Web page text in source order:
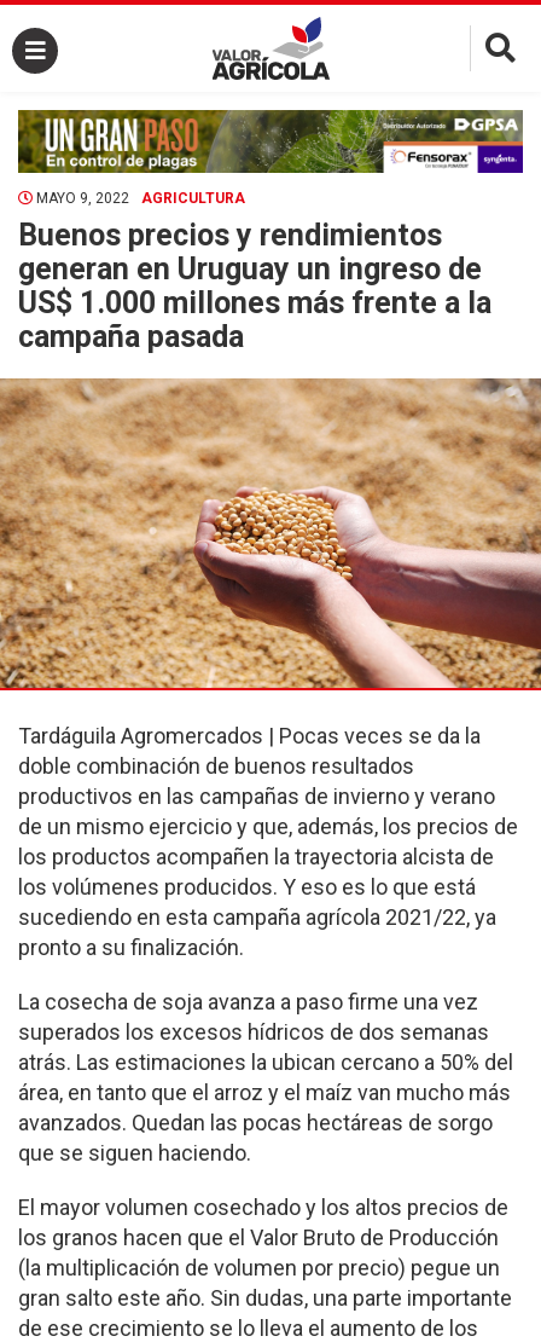
×
MAYO 9, 2022 AGRICULTURA
Buenos precios y rendimientos
generan en Uruguay un ingreso de
US$ 1.000 millones más frente a la
campaña pasada
Tardáguila Agromercados | Pocas veces se da la
doble combinación de buenos resultados
productivos en las campañas de invierno y verano
de un mismo ejercicio y que, además, los precios de
los productos acompañen la trayectoria alcista de
los volúmenes producidos. Y eso es lo que está
sucediendo en esta campaña agrícola 2021/22, ya
pronto a su finalización.
La cosecha de soja avanza a paso firme una vez
superados los excesos hídricos de dos semanas
atrás. Las estimaciones la ubican cercano a 50% del
área, en tanto que el arroz y el maíz van mucho más
avanzados. Quedan las pocas hectáreas de sorgo
que se siguen haciendo.
El mayor volumen cosechado y los altos precios de
los granos hacen que el Valor Bruto de Producción
(la multiplicación de volumen por precio) pegue un
gran salto este año. Sin dudas, una parte importante
de ese crecimiento se lo lleva el aumento de los